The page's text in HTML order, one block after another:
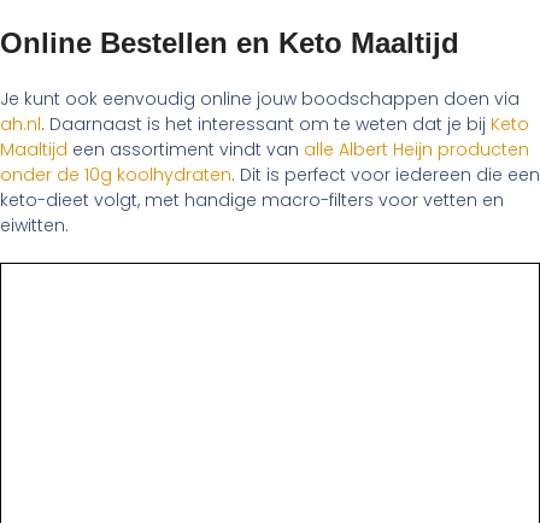
Online Bestellen en Keto Maaltijd
Je kunt ook eenvoudig online jouw boodschappen doen via
ah.nl. Daarnaast is het interessant om te weten dat je bij Keto
Maaltijd een assortiment vindt van alle Albert Heijn producten
onder de 10g koolhydraten. Dit is perfect voor iedereen die een
keto-dieet volgt, met handige macro-filters voor vetten en
eiwitten.